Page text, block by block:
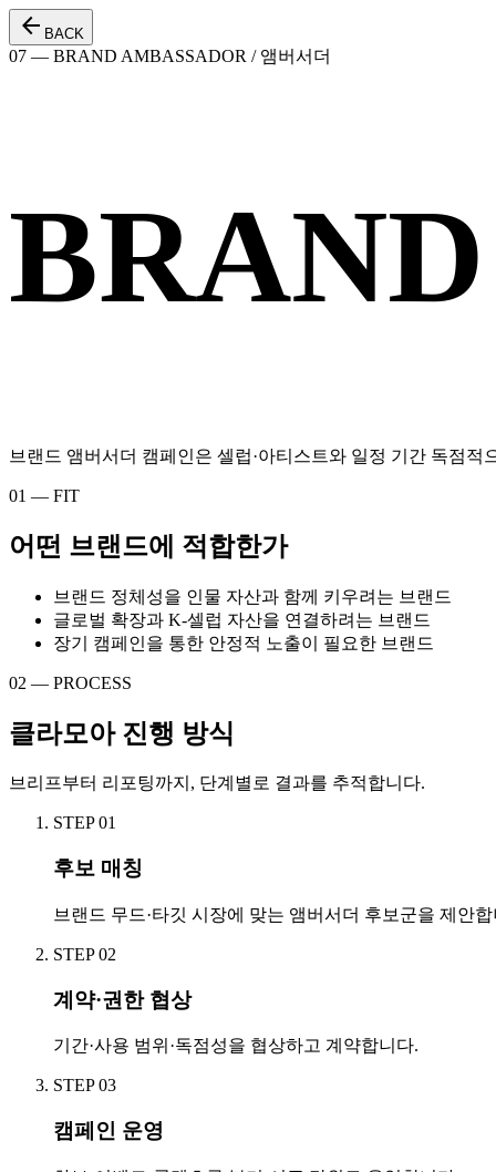
arrow_back BACK
07 — BRAND AMBASSADOR / 앰버서더
브랜드 앰버서더 캠페인은 셀럽·아티스트와 일정 기간 독점
01 — FIT
어떤 브랜드에 적합한가
브랜드 정체성을 인물 자산과 함께 키우려는 브랜드
글로벌 확장과 K-셀럽 자산을 연결하려는 브랜드
장기 캠페인을 통한 안정적 노출이 필요한 브랜드
02 — PROCESS
클라모아 진행 방식
브리프부터 리포팅까지, 단계별로 결과를 추적합니다.
STEP01
후보 매칭
브랜드 무드·타깃 시장에 맞는 앰버서더 후보군을 제안
STEP02
계약·권한 협상
기간·사용 범위·독점성을 협상하고 계약합니다.
STEP03
캠페인 운영